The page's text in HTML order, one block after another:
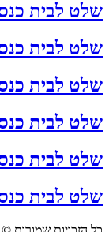
שלט לבית
שלט לבית
שלט לבית
שלט לבית
שלט לבית
שלט לבית